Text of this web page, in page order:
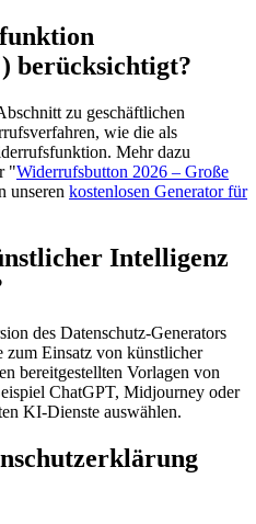
berücksichtigt?
zu geschäftlichen
wie die als
Mehr dazu
"Widerrufsbutton 2026 – Große
unseren kostenlosen Generator für
Intelligenz
des Datenschutz-Generators
zum Einsatz von künstlicher
bereitgestellten Vorlagen von
ChatGPT, Midjourney oder
KI-Dienste auswählen.